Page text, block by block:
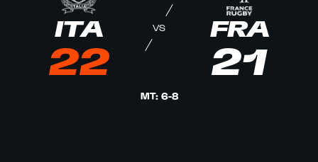
ITA
22
VS FRA
21
MT: 6-8